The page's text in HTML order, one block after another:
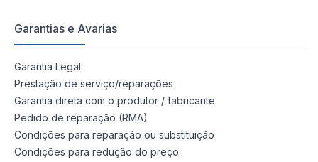
Garantias e Avarias
Garantia Legal
Prestação de serviço/reparações
Garantia direta com o produtor / fabricante
Pedido de reparação (RMA)
Condições para reparação ou substituição
Condições para redução do preço